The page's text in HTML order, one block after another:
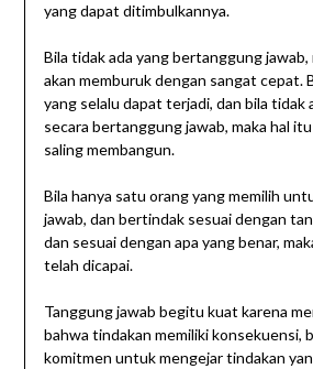
yang dapat ditimbulkannya.
Bila tidak ada yang bertanggung jawab,
akan memburuk dengan sangat cepat.
yang selalu dapat terjadi, dan bila tidak
secara bertanggung jawab, maka hal
saling membangun.
Bila hanya satu orang yang memilih
jawab, dan bertindak sesuai dengan
dan sesuai dengan apa yang benar,
telah dicapai.
Tanggung jawab begitu kuat karena
bahwa tindakan memiliki konsekuensi,
komitmen untuk mengejar tindakan